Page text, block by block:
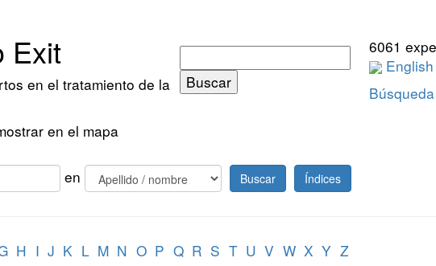
Exit
en el tratamiento de la
6061
English
en el mapa
en
H I J K L M N O P Q R S T U V W X Y Z